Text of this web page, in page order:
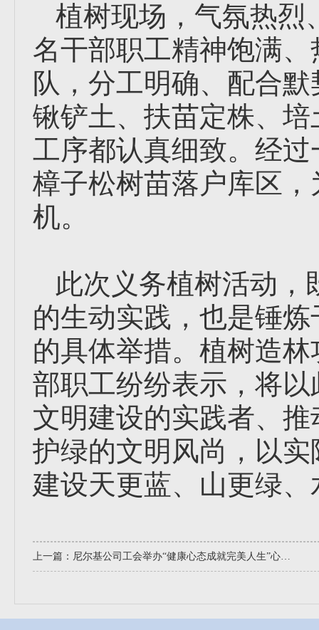
植树现场，气氛热烈
名干部职工精神饱满
队，分工明确、配合
锹铲土、扶苗定株、
工序都认真细致。经
樟子松树苗落户库区
机。
此次义务植树活动，
的生动实践，也是锤
的具体举措。植树造
部职工纷纷表示，将
文明建设的实践者、
护绿的文明风尚，以
建设天更蓝、山更绿
上一篇： 尼尔基公司工会举办“健康心态成就完美人生”心理辅导讲座